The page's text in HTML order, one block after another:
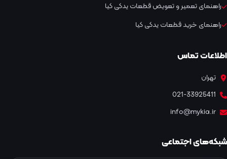
راهنمای تعمیر و تعویض قطعات یدکی کیا
راهنمای خرید قطعات یدکی کیا
اطلاعات تماس
تهران
021-33925411
info@mykia.ir
شبکه‌های اجتماعی